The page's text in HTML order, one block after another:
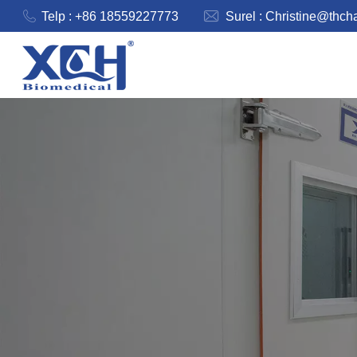
Telp : +86 18559227773 Surel :